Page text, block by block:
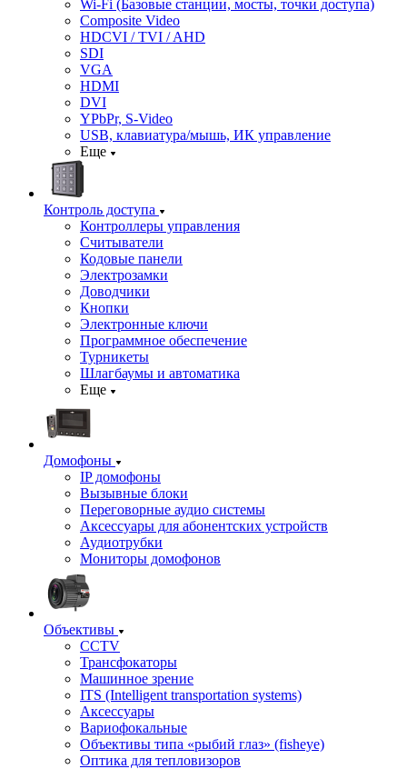
Wi-Fi (Базовые станции, мосты, точки доступа)
Composite Video
HDCVI / TVI / AHD
SDI
VGA
HDMI
DVI
YPbPr, S-Video
USB, клавиатура/мышь, ИК управление
Еще
Контроль доступа
Контроллеры управления
Считыватели
Кодовые панели
Электрозамки
Доводчики
Кнопки
Электронные ключи
Программное обеспечение
Турникеты
Шлагбаумы и автоматика
Еще
Домофоны
IP домофоны
Вызывные блоки
Переговорные аудио системы
Аксессуары для абонентских устройств
Аудиотрубки
Мониторы домофонов
Объективы
CCTV
Трансфокаторы
Машинное зрение
ITS (Intelligent transportation systems)
Аксессуары
Вариофокальные
Объективы типа «рыбий глаз» (fisheye)
Оптика для тепловизоров